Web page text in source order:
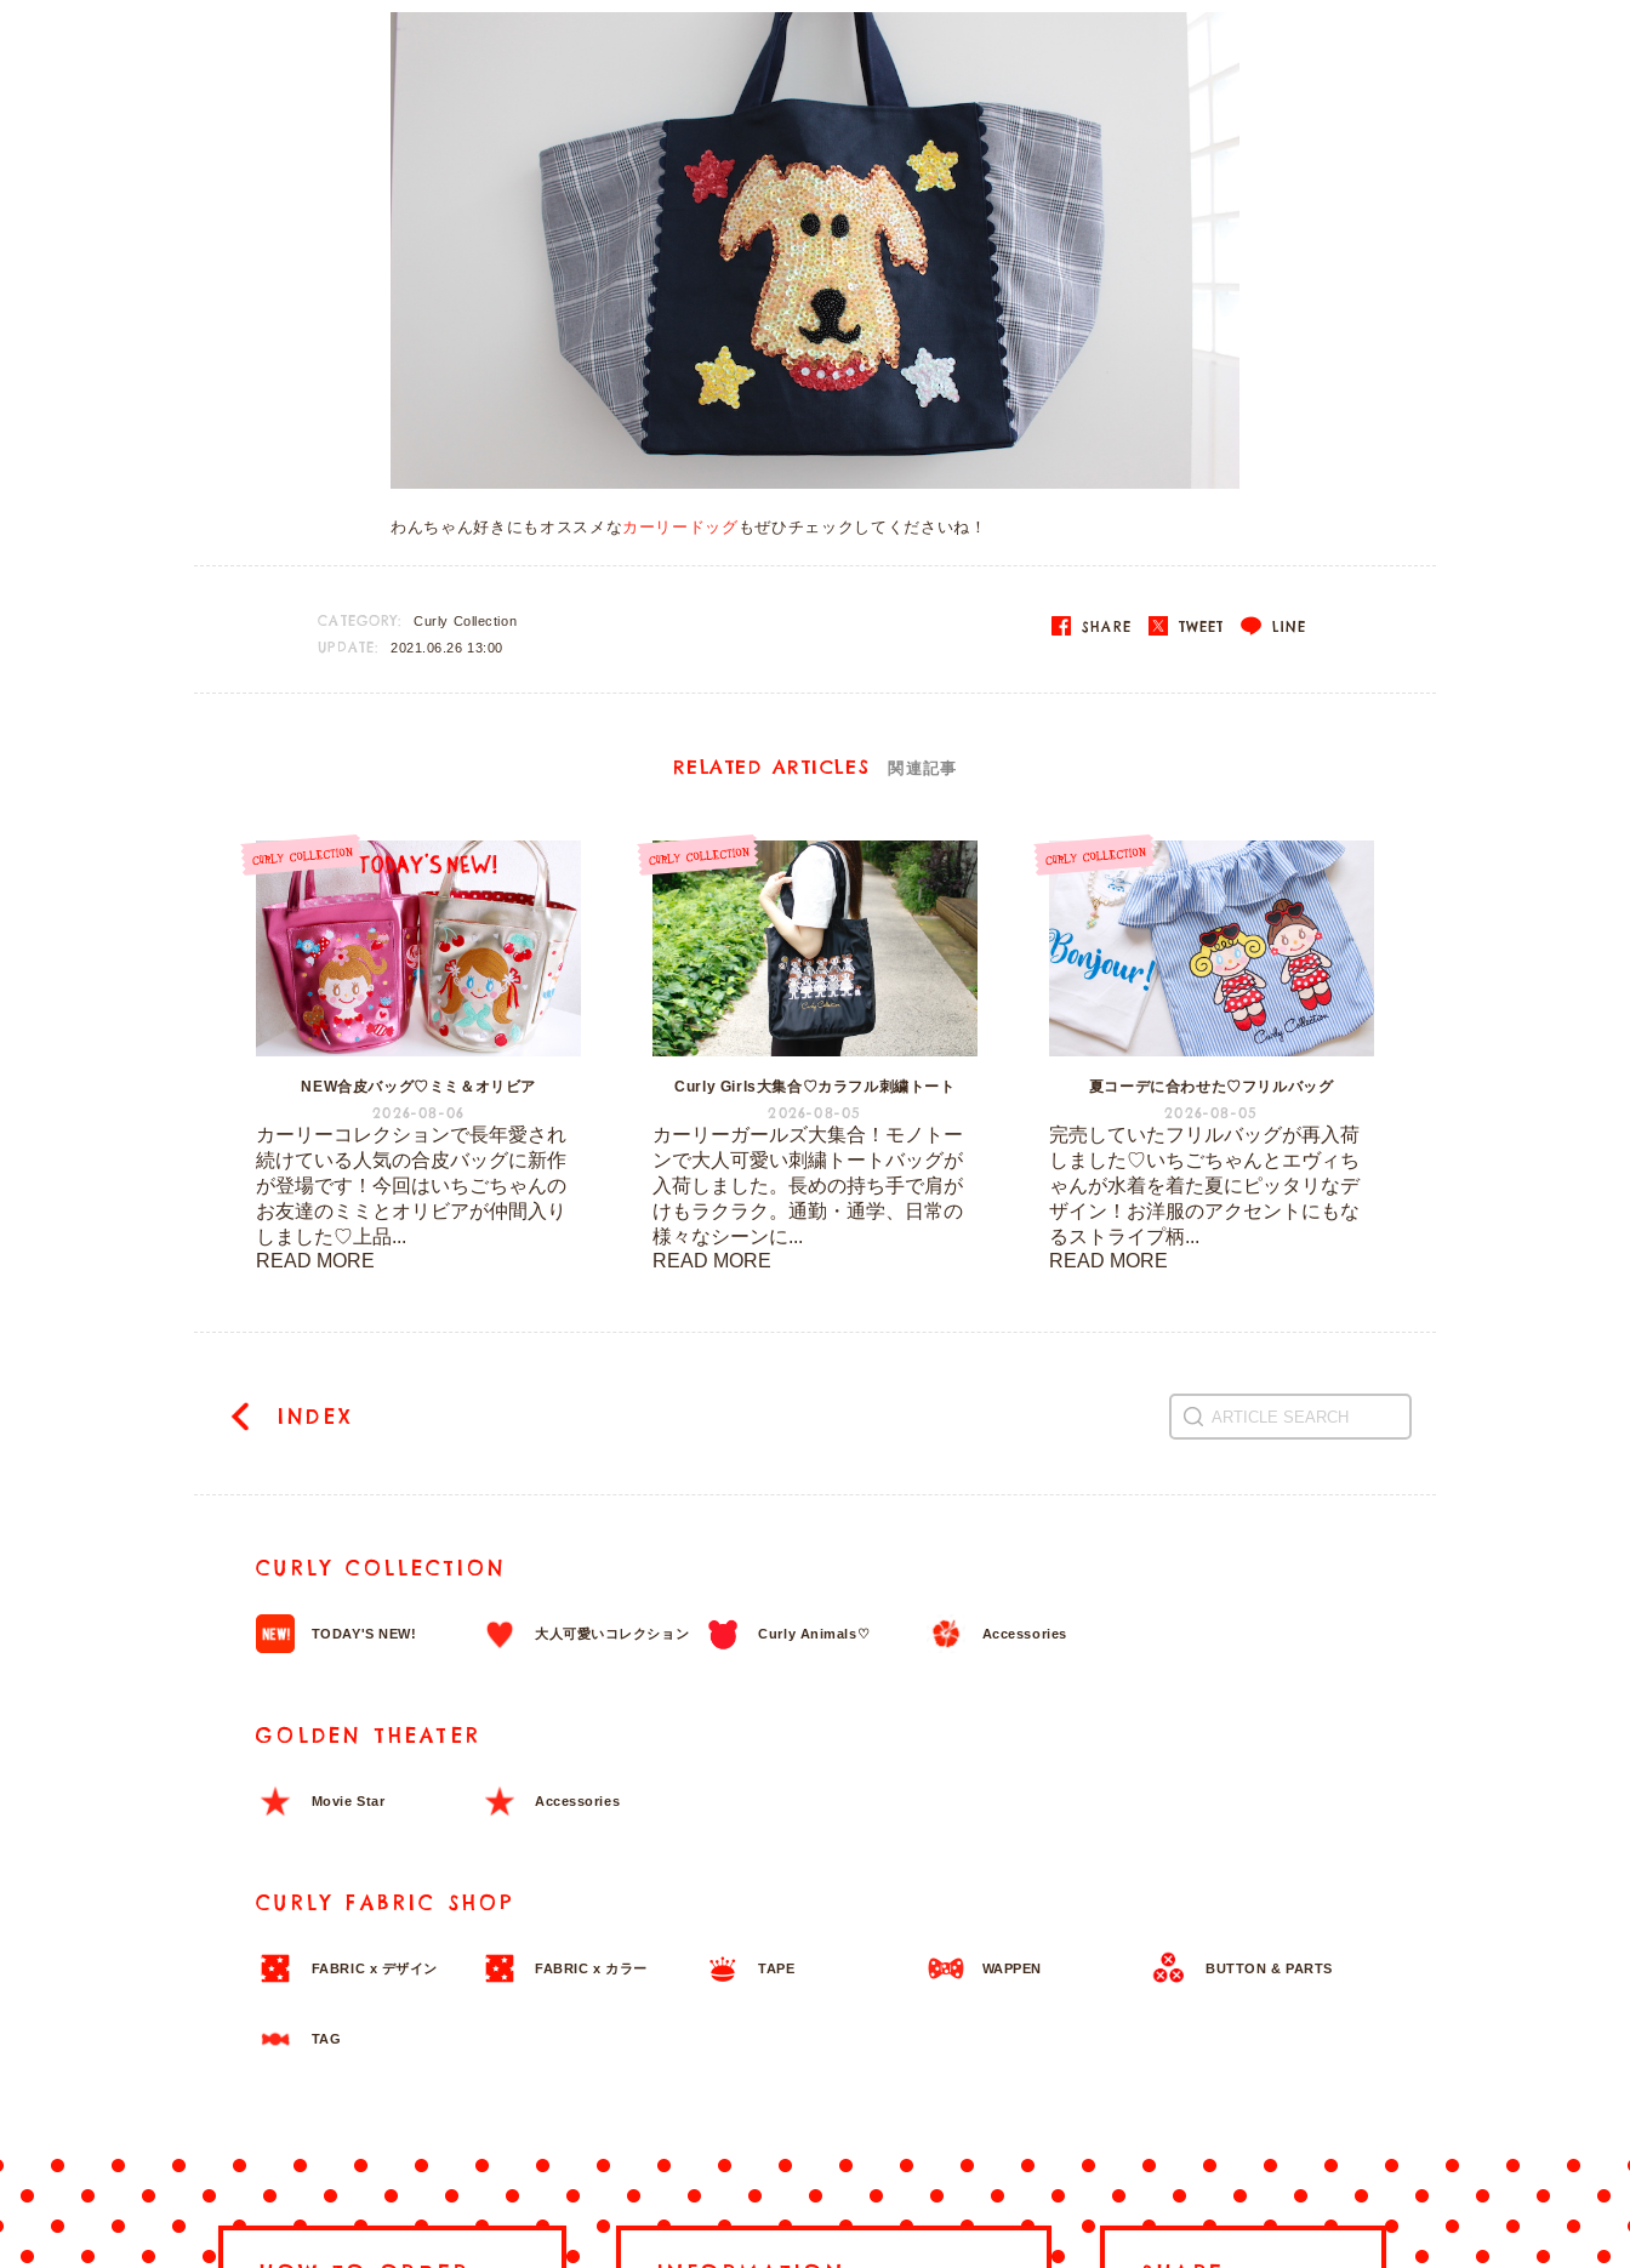
わんちゃん好きにもオススメなカーリードッグ もぜひチェックしてくださいね！
CATEGORY: Curly Collection
UPDATE: 2021.06.26 13:00
SHARE TWEET LINE
RELATED ARTICLES 関連記事
NEW合皮バッグ♡ミミ＆オリビア
2026-08-06
カーリーコレクションで長年愛され
続けている人気の合皮バッグに新作
が登場です！今回はいちごちゃんの
お友達のミミとオリビアが仲間入り
しました♡上品...
READ MORE
Curly Girls大集合♡カラフル刺繍トート
2026-08-05
カーリーガールズ大集合！モノトー
ンで大人可愛い刺繍トートバッグが
入荷しました。長めの持ち手で肩が
けもラクラク。通勤・通学、日常の
様々なシーンに...
READ MORE
夏コーデに合わせた♡フリルバッグ
2026-08-05
完売していたフリルバッグが再入荷
しました♡いちごちゃんとエヴィち
ゃんが水着を着た夏にピッタリなデ
ザイン！お洋服のアクセントにもな
るストライプ柄...
READ MORE
INDEX
CURLY COLLECTION
TODAY'S NEW! 大人可愛いコレクション Curly Animals♡ Accessories
GOLDEN THEATER
Movie Star Accessories
CURLY FABRIC SHOP
FABRIC x デザイン FABRIC x カラー TAPE WAPPEN BUTTON & PARTS
TAG